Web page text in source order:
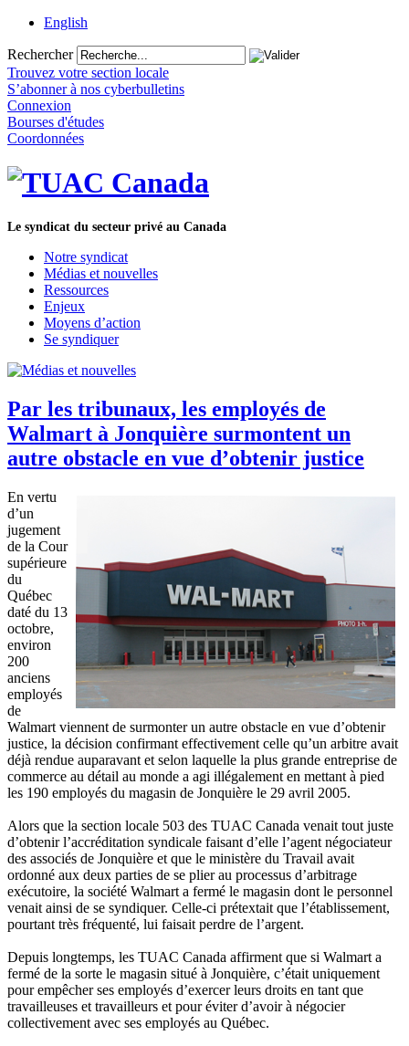
English
Rechercher
Trouvez votre section locale
S’abonner à nos cyberbulletins
Connexion
Bourses d'études
Coordonnées
Le syndicat du secteur privé au Canada
Notre syndicat
Médias et nouvelles
Ressources
Enjeux
Moyens d’action
Se syndiquer
Par les tribunaux, les employés de
Walmart à Jonquière surmontent un
autre obstacle en vue d’obtenir justice
En vertu
d’un
jugement
de la Cour
supérieure
du
Québec
daté du 13
octobre,
environ
200
anciens
employés
de
Walmart viennent de surmonter un autre obstacle en vue d’obtenir
justice, la décision confirmant effectivement celle qu’un arbitre avait
déjà rendue auparavant et selon laquelle la plus grande entreprise de
commerce au détail au monde a agi illégalement en mettant à pied
les 190 employés du magasin de Jonquière le 29 avril 2005.
Alors que la section locale 503 des TUAC Canada venait tout juste
d’obtenir l’accréditation syndicale faisant d’elle l’agent négociateur
des associés de Jonquière et que le ministère du Travail avait
ordonné aux deux parties de se plier au processus d’arbitrage
exécutoire, la société Walmart a fermé le magasin dont le personnel
venait ainsi de se syndiquer. Celle-ci prétextait que l’établissement,
pourtant très fréquenté, lui faisait perdre de l’argent.
Depuis longtemps, les TUAC Canada affirment que si Walmart a
fermé de la sorte le magasin situé à Jonquière, c’était uniquement
pour empêcher ses employés d’exercer leurs droits en tant que
travailleuses et travailleurs et pour éviter d’avoir à négocier
collectivement avec ses employés au Québec.